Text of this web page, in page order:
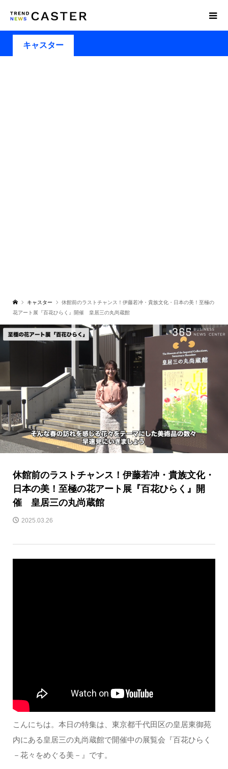
キャスター
キャスター
休館前のラストチャンス！伊藤若冲・貴族文化・日本の美！至極の
花アート展『百花ひらく』開催 皇居三の丸尚蔵館
休館前のラストチャンス！伊藤若冲・貴族文化・
日本の美！至極の花アート展『百花ひらく』開
催 皇居三の丸尚蔵館
2025.03.26
こんにちは。本日の特集は、東京都千代田区の皇居東御苑
内にある皇居三の丸尚蔵館で開催中の展覧会『百花ひらく
－花々をめぐる美－』です。